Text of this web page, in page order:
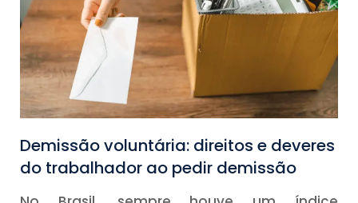
Demissão voluntária: direitos e deveres
do trabalhador ao pedir demissão